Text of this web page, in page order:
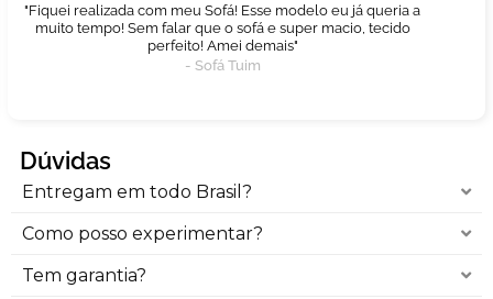
"Fiquei realizada com meu Sofá! Esse modelo eu já queria a
muito tempo! Sem falar que o sofá e super macio, tecido
perfeito! Amei demais"
- Sofá Tuim
Dúvidas
Entregam em todo Brasil?
Como posso experimentar?
Tem garantia?